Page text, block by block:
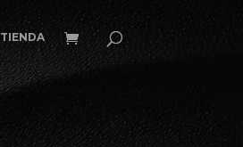
TIENDA